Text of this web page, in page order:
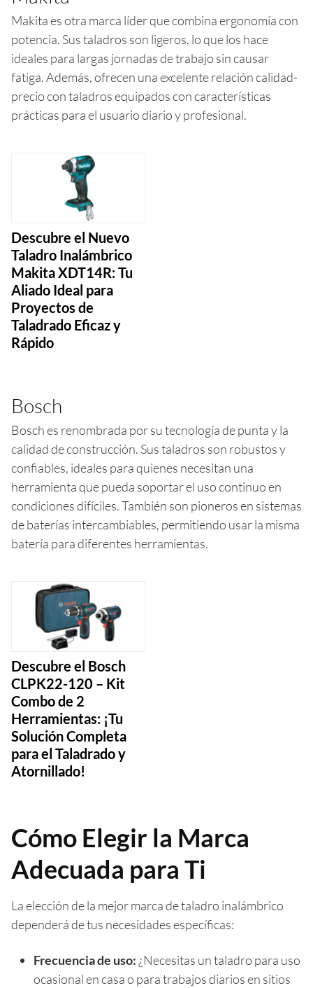
Makita es otra marca líder que combina ergonomía con
potencia. Sus taladros son ligeros, lo que los hace
ideales para largas jornadas de trabajo sin causar
fatiga. Además, ofrecen una excelente relación calidad-
precio con taladros equipados con características
prácticas para el usuario diario y profesional.
Descubre el Nuevo
Taladro Inalámbrico
Makita XDT14R: Tu
Aliado Ideal para
Proyectos de
Taladrado Eficaz y
Rápido
Bosch
Bosch es renombrada por su tecnología de punta y la
calidad de construcción. Sus taladros son robustos y
confiables, ideales para quienes necesitan una
herramienta que pueda soportar el uso continuo en
condiciones difíciles. También son pioneros en sistemas
de baterías intercambiables, permitiendo usar la misma
batería para diferentes herramientas.
Descubre el Bosch
CLPK22-120 – Kit
Combo de 2
Herramientas: ¡Tu
Solución Completa
para el Taladrado y
Atornillado!
Cómo Elegir la Marca
Adecuada para Ti
La elección de la mejor marca de taladro inalámbrico
dependerá de tus necesidades específicas:
Frecuencia de uso:¿Necesitas un taladro para uso
ocasional en casa o para trabajos diarios en sitios